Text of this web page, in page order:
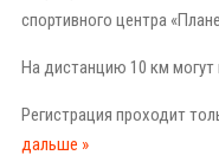
спортивного центра
На дистанцию 10 км
Регистрация проходит
дальше »